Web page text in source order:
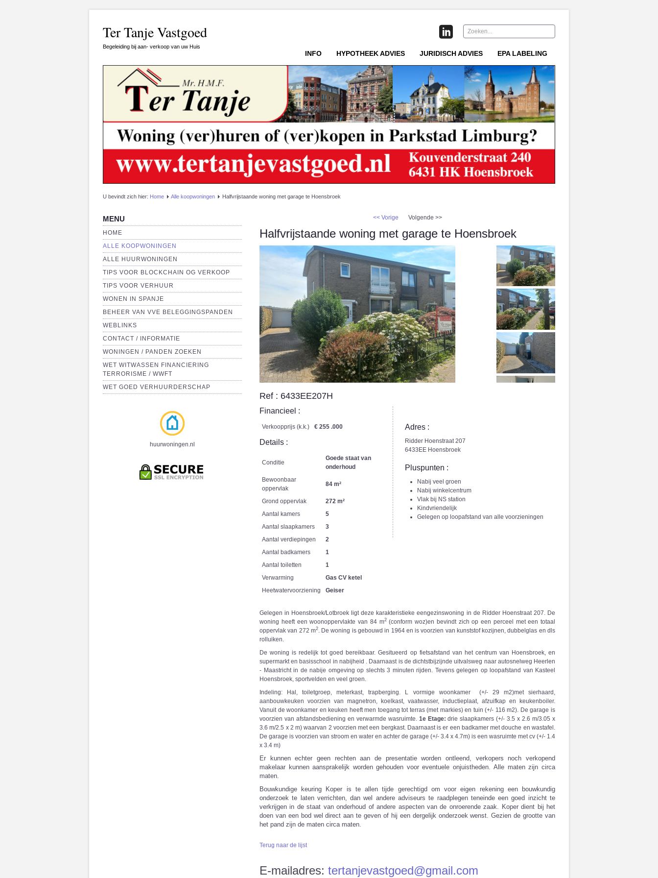
Ter Tanje Vastgoed
Begeleiding bij aan- verkoop van uw Huis
Zoeken...
INFO HYPOTHEEK ADVIES JURIDISCH ADVIES EPA LABELING
U bevindt zich hier: Home Alle koopwoningen Halfvrijstaande woning met garage te Hoensbroek
MENU
HOME
ALLE KOOPWONINGEN
ALLE HUURWONINGEN
TIPS VOOR BLOCKCHAIN OG VERKOOP
TIPS VOOR VERHUUR
WONEN IN SPANJE
BEHEER VAN VVE BELEGGINGSPANDEN
WEBLINKS
CONTACT / INFORMATIE
WONINGEN / PANDEN ZOEKEN
WET WITWASSEN FINANCIERING
TERRORISME / WWFT
WET GOED VERHUURDERSCHAP
huurwoningen.nl
<< Vorige Volgende >>
Halfvrijstaande woning met garage te Hoensbroek
Ref : 6433EE207H
Adres :
Ridder Hoenstraat 207
6433EE Hoensbroek
Pluspunten :
Nabij veel groen
Nabij winkelcentrum
Vlak bij NS station
Kindvriendelijk
Gelegen op loopafstand van alle voorzieningen
Financieel :
Verkoopprijs (k.k.) € 255 .000
Details :
Conditie
Goede staat van
onderhoud
Bewoonbaar
oppervlak
84 m²
Grond oppervlak
272 m²
Aantal kamers
5
Aantal slaapkamers
3
Aantal verdiepingen
2
Aantal badkamers
1
Aantal toiletten
1
Verwarming
Gas CV ketel
Heetwatervoorziening
Geiser
Gelegen in Hoensbroek/Lotbroek ligt deze karakteristieke eengezinswoning in de Ridder Hoenstraat 207. De
woning heeft een woonoppervlakte van 84 m2(conform woz)en bevindt zich op een perceel met een totaal
oppervlak van 272 m2. De woning is gebouwd in 1964 en is voorzien van kunststof kozijnen, dubbelglas en dls
rolluiken.
De woning is redelijk tot goed bereikbaar. Gesitueerd op fietsafstand van het centrum van Hoensbroek, en
supermarkt en basisschool in nabijheid . Daarnaast is de dichtstbijzijnde uitvalsweg naar autosnelweg Heerlen
- Maastricht in de nabije omgeving op slechts 3 minuten rijden. Tevens gelegen op loopafstand van Kasteel
Hoensbroek, sportvelden en veel groen.
Indeling: Hal, toiletgroep, meterkast, trapberging. L vormige woonkamer (+/- 29 m2)met sierhaard,
aanbouwkeuken voorzien van magnetron, koelkast, vaatwasser, inductieplaat, afzuifkap en keukenboiler.
Vanuit de woonkamer en keuken heeft men toegang tot terras (met markies) en tuin (+/- 116 m2). De garage is
voorzien van afstandsbediening en verwarmde wasruimte. 1e Etage: drie slaapkamers (+/- 3.5 x 2.6 m/3.05 x
3.6 m/2.5 x 2 m) waarvan 2 voorzien met een bergkast. Daarnaast is er een badkamer met douche en wastafel.
De garage is voorzien van stroom en water en achter de garage (+/- 3.4 x 4.7m) is een wasruimte met cv (+/- 1.4
x 3.4 m)
Er kunnen echter geen rechten aan de presentatie worden ontleend, verkopers noch verkopend
makelaar kunnen aansprakelijk worden gehouden voor eventuele onjuistheden. Alle maten zijn circa
maten.
Bouwkundige keuring Koper is te allen tijde gerechtigd om voor eigen rekening een bouwkundig
onderzoek te laten verrichten, dan wel andere adviseurs te raadplegen teneinde een goed inzicht te
verkrijgen in de staat van onderhoud of andere aspecten van de onroerende zaak. Koper dient bij het
doen van een bod wel direct aan te geven of hij een dergelijk onderzoek wenst. Gezien de grootte van
het pand zijn de maten circa maten.
Terug naar de lijst
E-mailadres: tertanjevastgoed@gmail.com